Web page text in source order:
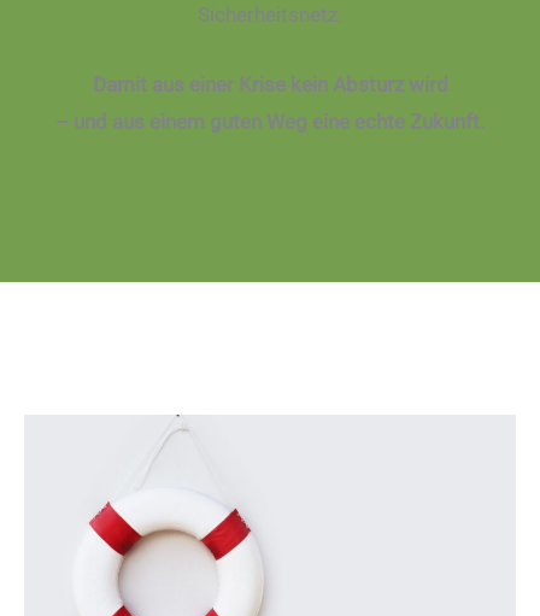
Sicherheitsnetz.
Damit aus einer Krise kein Absturz wird
– und aus einem guten Weg eine echte Zukunft.